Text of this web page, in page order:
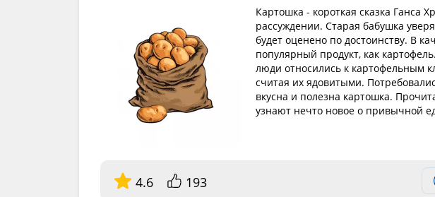
Картошка - короткая сказка Ганса
рассуждении. Старая бабушка
будет оценено по достоинству. В
популярный продукт, как
люди относились к картофельным
считая их ядовитыми.
вкусна и полезна картошка.
узнают нечто новое о привычной
4.6 193